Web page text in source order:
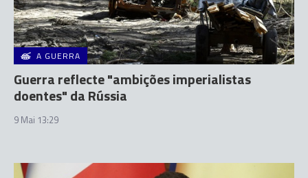
A GUERRA
Guerra reflecte "ambições imperialistas
doentes" da Rússia
9 Mai 13:29